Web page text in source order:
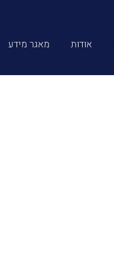
אודות מאגר מידע